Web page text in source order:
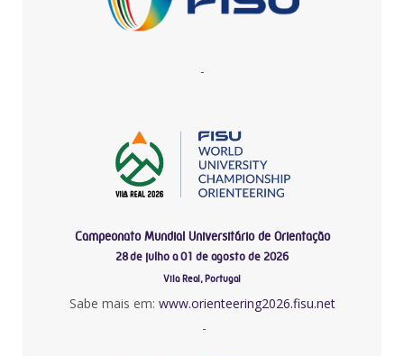
-
Campeonato Mundial Universitário de Orientação
28 de julho a 01 de agosto de 2026
Vila Real, Portugal
Sabe mais em: www.orienteering2026.fisu.net
-